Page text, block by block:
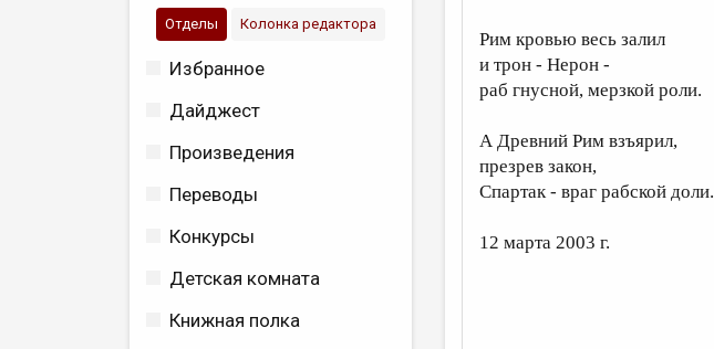
Отделы Колонка редактора
Избранное
Дайджест
Произведения
Переводы
Конкурсы
Детская комната
Книжная полка
Рим кровью весь залил
и трон - Нерон -
раб гнусной, мерзкой роли.
А Древний Рим взъярил,
презрев закон,
Спартак - враг рабской доли.
12 марта 2003 г.